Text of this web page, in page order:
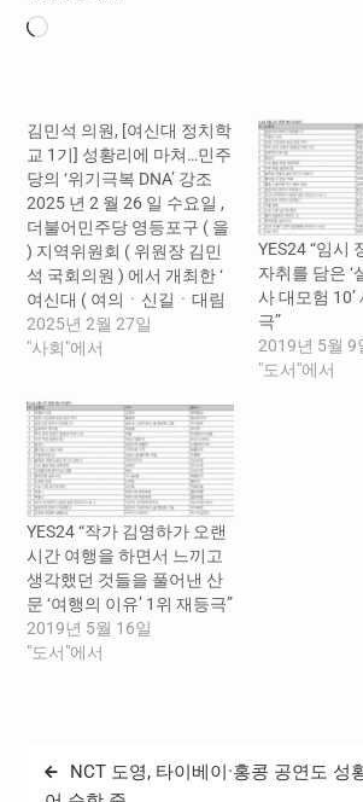
로
김민석 의원, [여신대 정치학
교 1기] 성황리에 마쳐…민주
당의 ‘위기극복 DNA’ 강조
2025 년 2 월 26 일 수요일 ,
더불어민주당 영등포구 ( 을
) 지역위원회 ( 위원장 김민
석 국회의원 ) 에서 개최한 ‘
여신대 ( 여의ㆍ신길ㆍ대림
) 정치학교 ’ 1 기가 60 명의
수료생을 배출하며 성황리
저녁 7 시에 열린…
2025년 2월 27일
"사회"에서
YES24 “임시
자취를 담은 ‘
사 대모험 10’
극”
2019년 5월 9
"도서"에서
YES24 “작가 김영하가 오랜
시간 여행을 하면서 느끼고
생각했던 것들을 풀어낸 산
문 ‘여행의 이유’ 1위 재등극”
2019년 5월 16일
"도서"에서
글
NCT 도영, 타이베이·홍콩 공연도 성